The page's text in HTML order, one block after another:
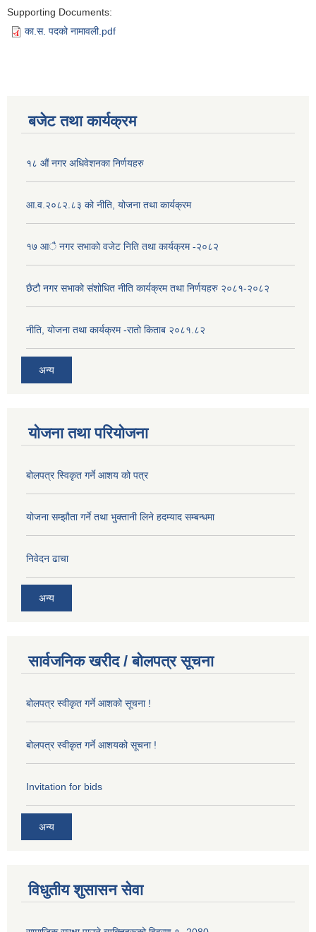
Supporting Documents:
का.स. पदको नामावली.pdf
बजेट तथा कार्यक्रम
१८ औं नगर अधिवेशनका निर्णयहरु
आ.व.२०८२.८३ को नीति, योजना तथा कार्यक्रम
१७ आै नगर सभाकाे वजेट निति तथा कार्यक्रम -२०८२
छैटौ नगर सभाको संशोधित नीति कार्यक्रम तथा निर्णयहरु २०८१-२०८२
नीति, योजना तथा कार्यक्रम -रातो किताब २०८१.८२
अन्य
योजना तथा परियोजना
बोलपत्र स्विकृत गर्ने आशय को पत्र
योजना सम्झौता गर्ने तथा भुक्तानी लिने हदम्याद सम्बन्धमा
निवेदन ढाचा
अन्य
सार्वजनिक खरीद / बोलपत्र सूचना
बोलपत्र स्वीकृत गर्ने आशको सूचना !
बोलपत्र स्वीकृत गर्ने आशयको सूचना !
Invitation for bids
अन्य
विधुतीय शुसासन सेवा